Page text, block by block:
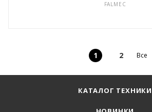
FALMEC
1 2 Все
КАТАЛОГ ТЕХНИКИ